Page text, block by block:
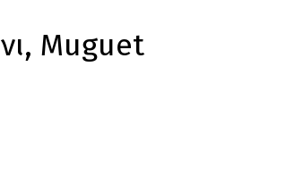
Muguet